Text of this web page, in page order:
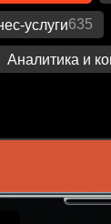
услуги635
Аналитика и